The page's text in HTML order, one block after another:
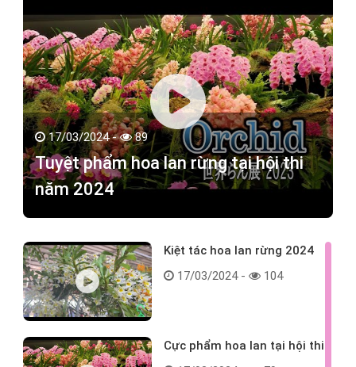
17/03/2024 - 89
Tuyệt phẩm hoa lan rừng tại hội thi
năm 2024
Kiệt tác hoa lan rừng 2024
17/03/2024 -
104
Cực phẩm hoa lan tại hội thi